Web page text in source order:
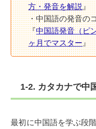
方・発音を解説』
中国語の発音の
『中国語発音（ピ
ヶ月でマスター』
1-2. カタカナで中
最初に中国語を学ぶ段